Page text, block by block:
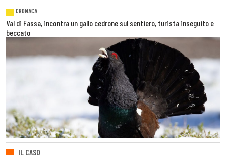
CRONACA
Val di Fassa, incontra un gallo cedrone sul sentiero, turista inseguito e
beccato
IL CASO